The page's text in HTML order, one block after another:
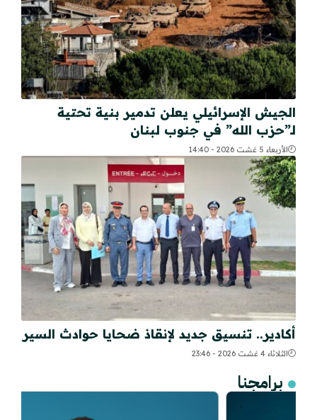
الجيش الإسرائيلي يعلن تدمير بنية تحتية
لـ”حزب الله” في جنوب لبنان
الأربعاء 5 غشت 2026 - 14:40
أكادير.. تنسيق جديد لإنقاذ ضحايا حوادث السير
الثلاثاء 4 غشت 2026 - 23:46
برامجنا